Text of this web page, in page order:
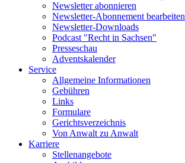
Newsletter abonnieren
Newsletter-Abonnement bearbeiten
Newsletter-Downloads
Podcast "Recht in Sachsen"
Presseschau
Adventskalender
Service
Allgemeine Informationen
Gebühren
Links
Formulare
Gerichtsverzeichnis
Von Anwalt zu Anwalt
Karriere
Stellenangebote